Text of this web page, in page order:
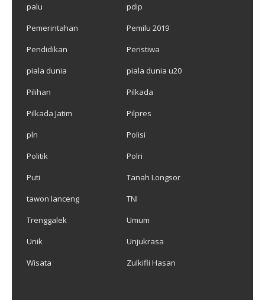
palu
pdip
Pemerintahan
Pemilu 2019
Pendidikan
Peristiwa
piala dunia
piala dunia u20
Pilihan
Pilkada
Pilkada Jatim
Pilpres
pln
Polisi
Politik
Polri
Puti
Tanah Longsor
tawon lanceng
TNI
Trenggalek
Umum
Unik
Unjukrasa
Wisata
Zulkifli Hasan